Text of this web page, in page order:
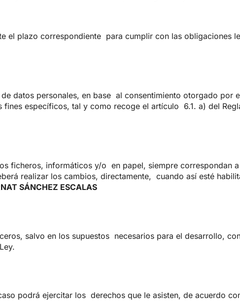
el plazo correspondiente para cumplir con las obligaciones
datos personales, en base al consentimiento otorgado por
fines específicos, tal y como recoge el artículo 6.1. a) del
ficheros, informáticos y/o en papel, siempre correspondan
realizar los cambios, directamente, cuando así esté
SÁNCHEZ ESCALAS
salvo en los supuestos necesarios para el desarrollo,
podrá ejercitar los derechos que le asisten, de acuerdo